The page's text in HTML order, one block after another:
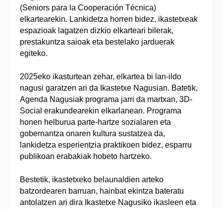
(Seniors para la Cooperación Técnica)
elkartearekin. Lankidetza horren bidez, ikastetxeak
espazioak lagatzen dizkio elkarteari bilerak,
prestakuntza saioak eta bestelako jarduerak
egiteko.
2025eko ikasturtean zehar, elkartea bi lan-ildo
nagusi garatzen ari da Ikastetxe Nagusian. Batetik,
Agenda Nagusiak programa jarri da martxan, 3D-
Social erakundearekin elkarlanean. Programa
honen helburua parte-hartze sozialaren eta
gobernantza onaren kultura sustatzea da,
lankidetza esperientzia praktikoen bidez, esparru
publikoan erabakiak hobeto hartzeko.
Bestetik, ikastetxeko belaunaldien arteko
batzordearen barruan, hainbat ekintza bateratu
antolatzen ari dira Ikastetxe Nagusiko ikasleen eta